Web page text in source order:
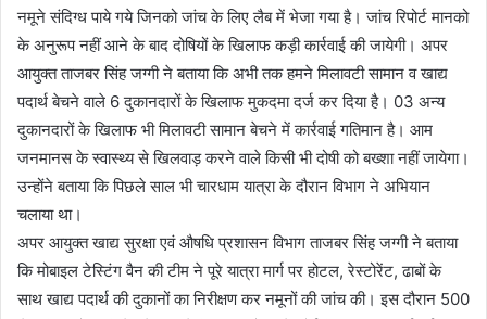
नमूने संदिग्ध पाये गये जिनको जांच के लिए लैब में भेजा गया है। जांच रिपोर्ट मानको
के अनुरूप नहीं आने के बाद दोषियों के खिलाफ कड़ी कार्रवाई की जायेगी। अपर
आयुक्त ताजबर सिंह जग्गी ने बताया कि अभी तक हमने मिलावटी सामान व खाद्य
पदार्थ बेचने वाले 6 दुकानदारों के खिलाफ मुकदमा दर्ज कर दिया है। 03 अन्य
दुकानदारों के खिलाफ भी मिलावटी सामान बेचने में कार्रवाई गतिमान है। आम
जनमानस के स्वास्थ्य से खिलवाड़ करने वाले किसी भी दोषी को बख्शा नहीं जायेगा।
उन्होंने बताया कि पिछले साल भी चारधाम यात्रा के दौरान विभाग ने अभियान
चलाया था।
अपर आयुक्त खाद्य सुरक्षा एवं औषधि प्रशासन विभाग ताजबर सिंह जग्गी ने बताया
कि मोबाइल टेस्टिंग वैन की टीम ने पूरे यात्रा मार्ग पर होटल, रेस्टोरेंट, ढाबों के
साथ खाद्य पदार्थ की दुकानों का निरीक्षण कर नमूनों की जांच की। इस दौरान 500